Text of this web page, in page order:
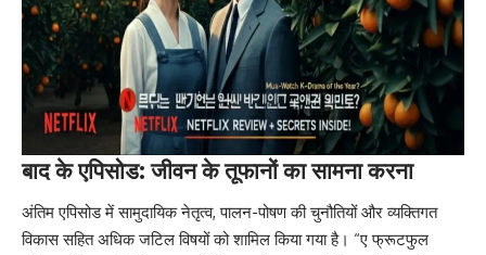
बाद के एपिसोड: जीवन के तूफानों का सामना करना
अंतिम एपिसोड में सामुदायिक नेतृत्व, पालन-पोषण की चुनौतियों और व्यक्तिगत
विकास सहित अधिक जटिल विषयों को शामिल किया गया है। “ए फ्रूटफुल